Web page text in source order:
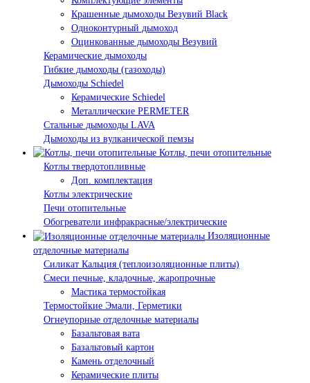
Крашенные дымоходы Везувий Black
Одноконтурный дымоход
Оцинкованные дымоходы Везувий
Керамические дымоходы
Гибкие дымоходы (газоходы)
Дымоходы Schiedel
Керамические Schiedel
Металлические PERMETER
Стальные дымоходы LAVA
Дымоходы из вулканической пемзы
Котлы, печи отопительные
Котлы твердотопливные
Доп. комплектация
Котлы электрические
Печи отопительные
Обогреватели инфракрасные/электрические
Изоляционные
отделочные материалы
Силикат Кальция (теплоизоляционные плиты)
Смеси печные, кладочные, жаропрочные
Мастика термостойкая
Термостойкие Эмали, Герметики
Огнеупорные отделочные материалы
Базальтовая вата
Базальтовый картон
Камень отделочный
Керамические плиты